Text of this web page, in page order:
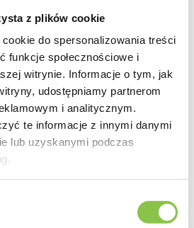
z plików cookie
do spersonalizowania treści
funkcje społecznościowe i
witrynie. Informacje o tym, jak
udostępniamy partnerom
i analitycznym.
te informacje z innymi danymi
lub uzyskanymi podczas
jedna z tych odmian, które Amerykanie
dzięki organoleptyce zbliżonej do kulinarnej
Frost wytwarzająbardzo silny i
. Jest to odmiana, która zachwyci
głębokie, intensywne
sprawdza się jako sposób na
obowiązków po długim i